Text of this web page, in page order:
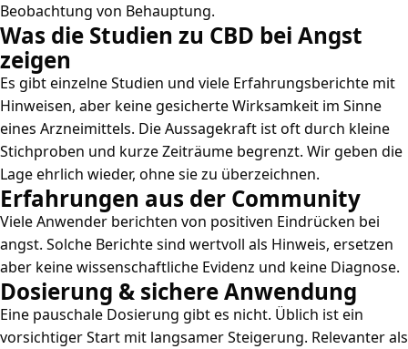
Beobachtung von Behauptung.
Was die Studien zu CBD bei Angst
zeigen
Es gibt einzelne Studien und viele Erfahrungsberichte mit
Hinweisen, aber keine gesicherte Wirksamkeit im Sinne
eines Arzneimittels. Die Aussagekraft ist oft durch kleine
Stichproben und kurze Zeiträume begrenzt. Wir geben die
Lage ehrlich wieder, ohne sie zu überzeichnen.
Erfahrungen aus der Community
Viele Anwender berichten von positiven Eindrücken bei
angst. Solche Berichte sind wertvoll als Hinweis, ersetzen
aber keine wissenschaftliche Evidenz und keine Diagnose.
Dosierung & sichere Anwendung
Eine pauschale Dosierung gibt es nicht. Üblich ist ein
vorsichtiger Start mit langsamer Steigerung. Relevanter als